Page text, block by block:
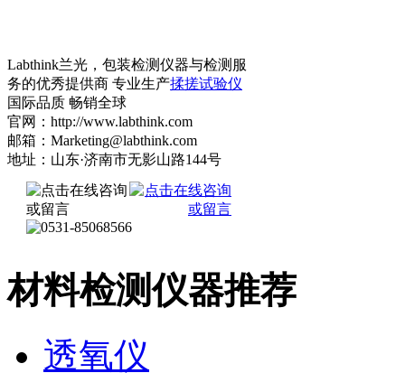
Labthink兰光，包装检测仪器与检测服
务的优秀提供商 专业生产揉搓试验仪
国际品质 畅销全球
官网：http://www.labthink.com
邮箱：Marketing@labthink.com
地址：山东·济南市无影山路144号
材料检测仪器推荐
透氧仪